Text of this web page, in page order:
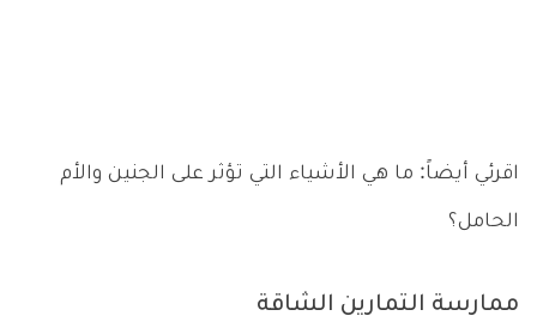
اقرئي أيضاً: ما هي الأشياء التي تؤثر على الجنين والأم
الحامل؟
ممارسة التمارين الشاقة